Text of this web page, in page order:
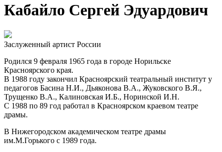
Кабайло Сергей Эдуардович
Заслуженный артист России
Родился 9 февраля 1965 года в городе Норильске
Красноярского края.
В 1988 году закончил Красноярский театральный институт у
педагогов Басина Н.И., Дьяконова В.А., Жуковского В.Я.,
Трущенко В.А., Калиновская И.Б., Норинской И.Н.
С 1988 по 89 год работал в Красноярском краевом театре
драмы.
В Нижегородском академическом театре драмы
им.М.Горького с 1989 года.